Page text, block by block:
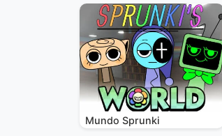
Mundo Sprunki